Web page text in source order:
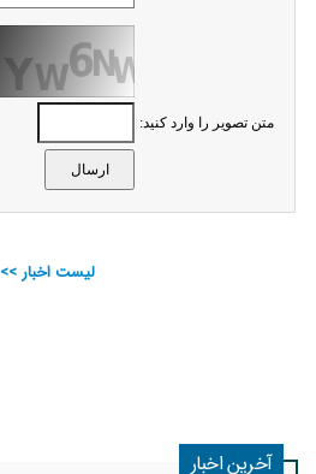
متن تصویر را وارد کنید:
لیست اخبار >>
آخرین اخبار